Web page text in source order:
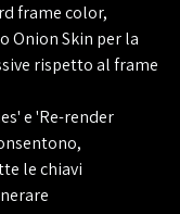
frame color,
Onion Skin per la
rispetto al frame
e 'Re-render
le chiavi